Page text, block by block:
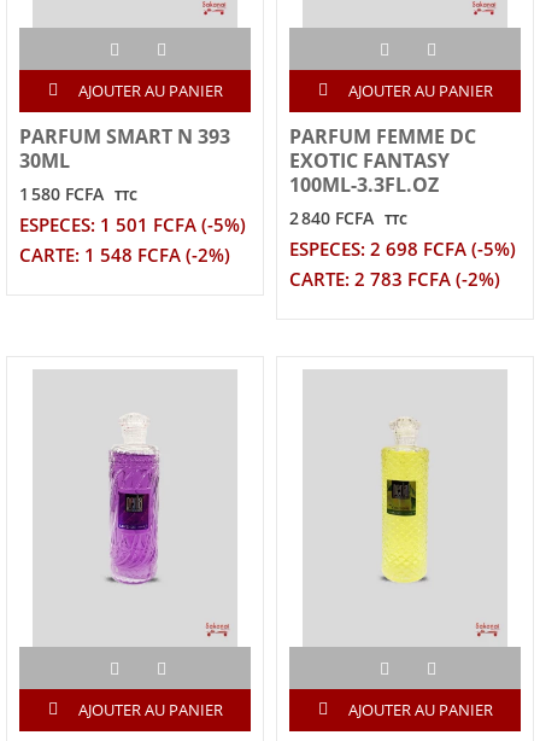
AJOUTER AU PANIER
PARFUM SMART N 393
30ML
1 580 FCFA TTC
ESPECES: 1 501 FCFA (-5%)
CARTE: 1 548 FCFA (-2%)
AJOUTER AU PANIER
PARFUM FEMME DC
EXOTIC FANTASY
100ML-3.3FL.OZ
2 840 FCFA TTC
ESPECES: 2 698 FCFA (-5%)
CARTE: 2 783 FCFA (-2%)
AJOUTER AU PANIER AJOUTER AU PANIER